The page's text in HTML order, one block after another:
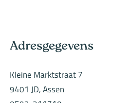
Adresgegevens
Kleine Marktstraat 7
9401 JD, Assen